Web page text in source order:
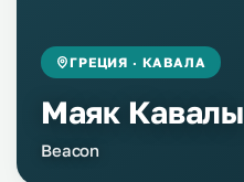
ГРЕЦИЯ · КАВАЛА
Маяк Кавалы
Beacon